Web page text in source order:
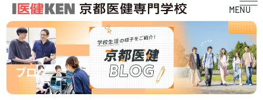
MENU
ブログ